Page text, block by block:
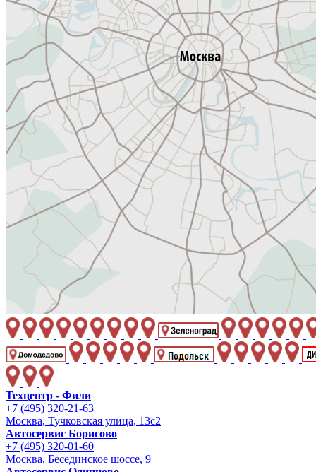
Техцентр - Фили
+7 (495) 320-21-63
Москва, Тучковская улица, 13с2
Автосервис Борисово
+7 (495) 320-01-60
Москва, Бесединское шоссе, 9